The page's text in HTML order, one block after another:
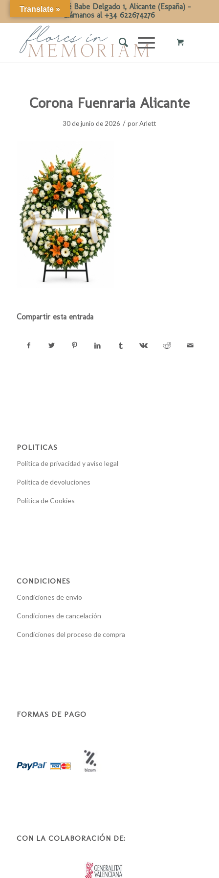
Calle Dr José Babe Delgado 1, Alicante (España) -
Llámanos al +34 622674276
Corona Fuenraria Alicante
30 de junio de 2026 / porArlett
Compartir esta entrada
POLITICAS
Política de privacidad y aviso legal
Política de devoluciones
Política de Cookies
CONDICIONES
Condiciones de envío
Condiciones de cancelación
Condiciones del proceso de compra
FORMAS DE PAGO
CON LA COLABORACIÓN DE:
Translate »